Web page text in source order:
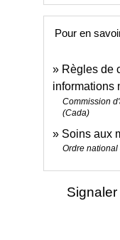
Pour en
Règles de
informations
Commission
(Cada)
Soins aux
Ordre